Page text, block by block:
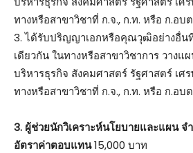
ทางหรือสาขาวิชาที่ ก.จ., ก.ท. หรือ ก.อบ
3. ได้รับปริญญาเอกหรือคุณวุฒิอย่างอื่น
เดียวกัน ในทางหรือสาขาวิชาการ วางแ
บริหารธุรกิจ สังคมศาสตร์ รัฐศาสตร์ เศ
ทางหรือสาขาวิชาที่ ก.จ., ก.ท. หรือ ก.อบ
3. ผู้ช่วยนักวิเคราะห์นโยบายและแผน จ
อัตราค่าตอบแทน15,000 บาท